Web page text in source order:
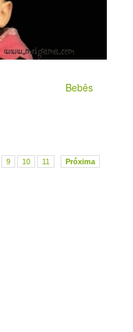
Bebês
9 10 11 Próxima